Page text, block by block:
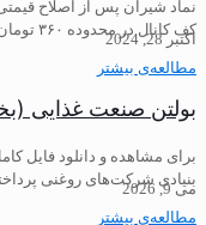
کف کانال در محدوده ۳۶۰ تومان رسیده و در
مطالعه‌ی بیشتر
اکتبر 28, 2024
بولتن صنعت غذایی
برای مشاهده و دانلود فایل
بنیادی شرکت‌های روغنی
مطالعه‌ی بیشتر
می 9, 2026